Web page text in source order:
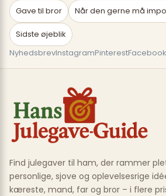
Gave til bror Når den gerne må
Sidste øjeblik
NyhedsbrevInstagramPinterestFacebook
Find julegaver til ham, der rammer
personlige, sjove og oplevelsesrige
kæreste, mand, far og bror – i flere